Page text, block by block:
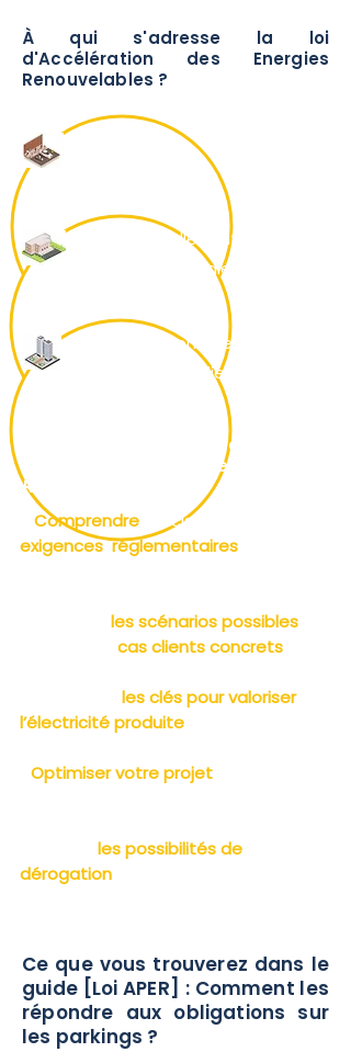
À qui s'adresse la loi
d'Accélération des Energies
Renouvelables ?
Les gestionnaires de parkings
Les collectivités
territoriales
Les promoteurs
immobiliers
Pourquoi télécharger ce guide sur
la loi d'Accélération des Energies
Renouvelables ?
Comprendre
précisément les
exigences réglementaires
les scénarios possibles
cas clients concrets
les clés pour valoriser
l’électricité produite
Optimiser votre projet
les possibilités de
dérogation
Ce que vous trouverez dans le
guide [Loi APER] : Comment les
répondre aux obligations sur
les parkings ?